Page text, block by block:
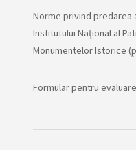
Norme privind
Institutului Naţional al
Monumentelor Istorice (
Formular pentru